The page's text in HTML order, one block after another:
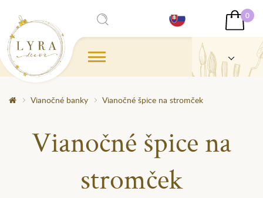
0
Vianočné banky Vianočné špice na stromček
Vianočné špice na
stromček